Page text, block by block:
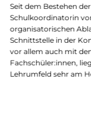
Seit dem Bestehen
Schulkoordinatorin
organisatorischen
Schnittstelle in der
vor allem auch mit
Fachschüler:innen,
Lehrumfeld sehr am